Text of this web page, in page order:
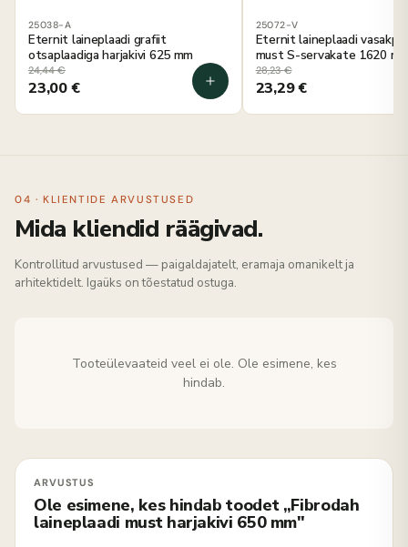
25038-A
Eternit laineplaadi grafiit
otsaplaadiga harjakivi 625 mm
24,44€
23,00€
25072-V
Eternit laineplaadi
must S-servakate 1620
28,23€
23,29€
04 · KLIENTIDE ARVUSTUSED
Mida kliendid räägivad.
Kontrollitud arvustused — paigaldajatelt, eramaja omanikelt ja
arhitektidelt. Igaüks on tõestatud ostuga.
Tooteülevaateid veel ei ole. Ole esimene, kes
hindab.
Ole esimene, kes hindab toodet „Fibrodah
laineplaadi must harjakivi 650 mm"